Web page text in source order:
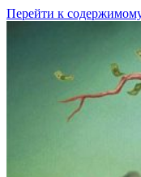
Перейти к